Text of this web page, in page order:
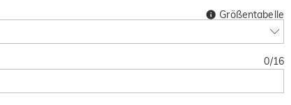
Größentabelle
0/16